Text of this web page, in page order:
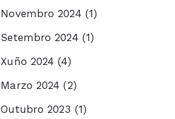
Novembro 2024 (1)
Setembro 2024 (1)
Xuño 2024 (4)
Marzo 2024 (2)
Outubro 2023 (1)